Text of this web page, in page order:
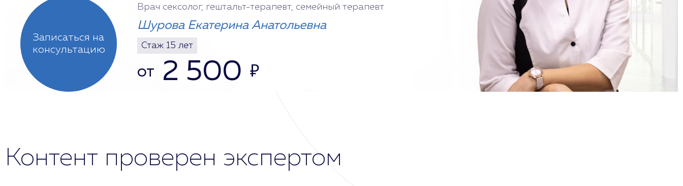
Записаться на
консультацию
Врач сексолог, гештальт-терапевт, семейный терапевт
Шурова Екатерина Анатольевна
Стаж 15 лет
от 2 500 ₽
Контент проверен экспертом